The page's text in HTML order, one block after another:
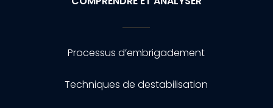
Processus d’embrigadement
Techniques de destabilisation